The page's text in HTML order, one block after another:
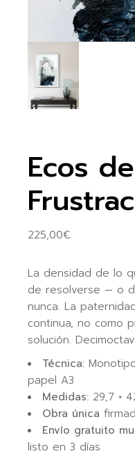
Ecos de
225,00€
La densidad de lo
de resolverse — o
nunca. La
continua, no como
solución.
Técnica:
papel A3
Medidas: 29,7 ×
Obra única
Envío gratuito
listo en 3 días